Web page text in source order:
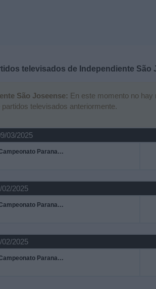
televisados de Independiente São
São Joseense: En este momento no hay
partidos televisados anteriormente.
03/2025
Campeonato Paranaense
02/2025
Campeonato Paranaense
02/2025
Campeonato Paranaense